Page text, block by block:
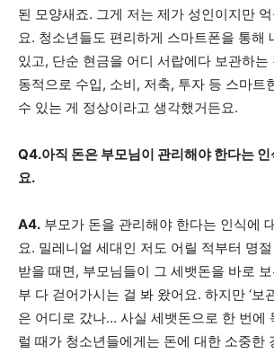
된 모양새죠. 그게 저는 제가 성인이지만
요. 청소년들도 편리하게 스마트폰을 통해
있고, 단순 현금을 어디 서랍에다 보관하는
동적으로 수입, 소비, 저축, 투자 등 스마트
수 있는 게 정상이라고 생각했거든요.
Q4.아직 돈은 부모님이 관리해야 한다는
요.
A4. 부모가 돈을 관리해야 한다는 인식에
요. 밀레니얼 세대인 저도 어릴 적부터 명
받을 때면, 부모님들이 그 세뱃돈을 바로
부 다 걷어가시는 걸 봐 왔어요. 하지만 ‘보
은 어디로 갔나… 사실 세뱃돈으로 한 번에
럴 때가 청소년들에게는 돈에 대한 소중한